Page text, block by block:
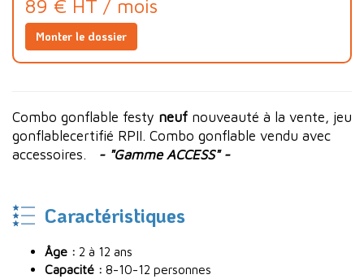
89 € HT / mois
Monter le dossier
Combo gonflable festy neuf nouveauté à la vente, jeu
gonflablecertifié RPII. Combo gonflable vendu avec
accessoires. - "Gamme ACCESS" -
Caractéristiques
Âge : 2 à 12 ans
Capacité : 8-10-12 personnes